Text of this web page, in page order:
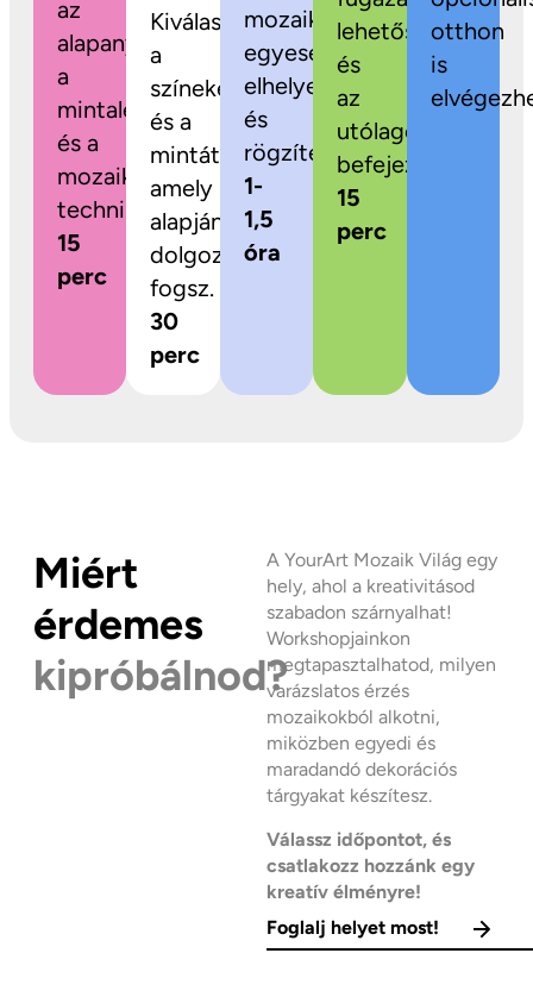
az
alapanyagokkal,
a
mintalehetőségekkel
és a
mozaikozás
technikájával.
15
perc
Kiválaszthatod
a
színeket
és a
mintát,
amely
alapján
dolgozni
fogsz.
30
perc
mozaikdarabokat
egyesével
elhelyezed
és
rögzíted.
1-
1,5
óra
lehetőségeket
és
az
utólagos
befejezést.
15
perc
otthon
is
Miért
érdemes
kipróbálnod?
A YourArt Mozaik Világ egy
hely, ahol a kreativitásod
szabadon szárnyalhat!
Workshopjainkon
megtapasztalhatod, milyen
varázslatos érzés
mozaikokból alkotni,
miközben egyedi és
maradandó dekorációs
tárgyakat készítesz.
Válassz időpontot, és
csatlakozz hozzánk egy
kreatív élményre!
Foglalj helyet most!